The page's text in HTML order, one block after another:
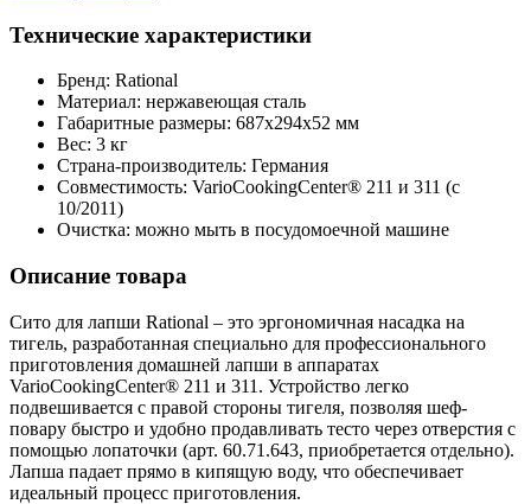
Технические характеристики
Бренд: Rational
Материал: нержавеющая сталь
Габаритные размеры: 687x294x52 мм
Вес: 3 кг
Страна-производитель: Германия
Совместимость: VarioCookingCenter® 211 и 311 (с
10/2011)
Очистка: можно мыть в посудомоечной машине
Описание товара
Сито для лапши Rational – это эргономичная насадка на
тигель, разработанная специально для профессионального
приготовления домашней лапши в аппаратах
VarioCookingCenter® 211 и 311. Устройство легко
подвешивается с правой стороны тигеля, позволяя шеф-
повару быстро и удобно продавливать тесто через отверстия с
помощью лопаточки (арт. 60.71.643, приобретается отдельно).
Лапша падает прямо в кипящую воду, что обеспечивает
идеальный процесс приготовления.